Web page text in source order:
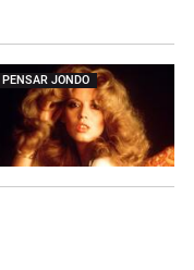
PENSAR JONDO